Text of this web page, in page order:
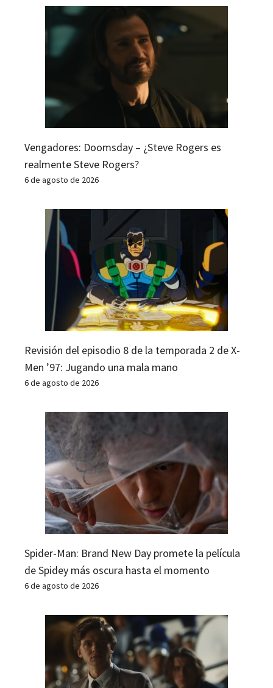
Vengadores: Doomsday – ¿Steve Rogers es
realmente Steve Rogers?
6 de agosto de 2026
Revisión del episodio 8 de la temporada 2 de X-
Men ’97: Jugando una mala mano
6 de agosto de 2026
Spider-Man: Brand New Day promete la película
de Spidey más oscura hasta el momento
6 de agosto de 2026